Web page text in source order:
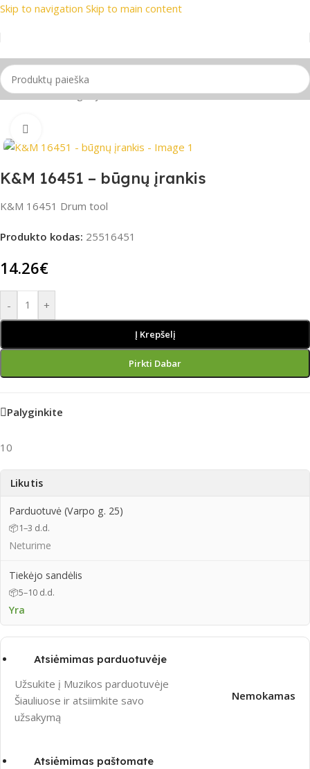
Skip to navigation Skip to main content
📦 Nemokamas pristatymas
Pradžia/be-kategorijos
K&M 16451 – būgnų įrankis
K&M 16451 Drum tool
Produkto kodas: 25516451
14.26€
- +
Į Krepšelį
Pirkti Dabar
Palyginkite
10
Likutis
Parduotuvė (Varpo g. 25)
📦1–3 d.d.
Neturime
Tiekėjo sandėlis
📦5–10 d.d.
Yra
Atsiėmimas parduotuvėje
Užsukite į Muzikos parduotuvėje
Šiauliuose ir atsiimkite savo
užsakymą
Nemokamas
Atsiėmimas paštomate